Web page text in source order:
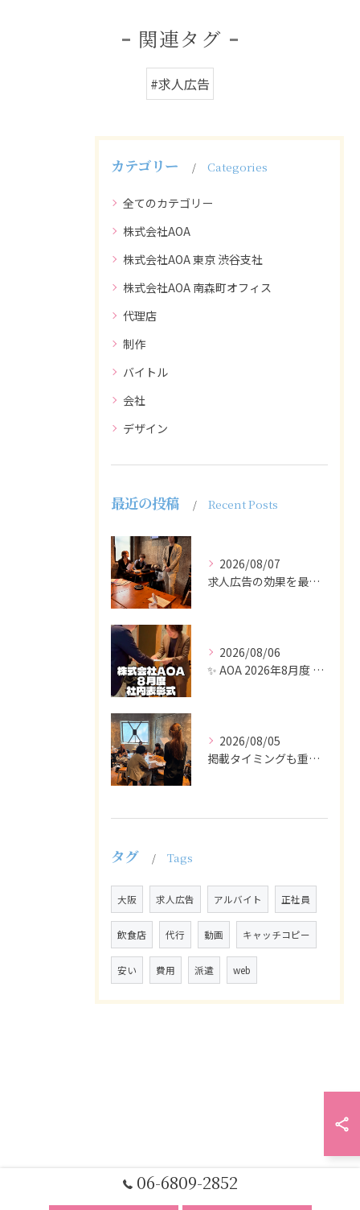
関連タグ
#求人広告
カテゴリー Categories
全てのカテゴリー
株式会社AOA
株式会社AOA 東京 渋谷支社
株式会社AOA 南森町オフィス
代理店
制作
バイトル
会社
デザイン
最近の投稿 Recent Posts
2026/08/07
求人広告の効果を最大化するために最も重要なのは、掲載タイミン...
2026/08/06
✨ AOA 2026年8月度 表彰式レポート ✨
2026/08/05
掲載タイミングも重要で、業界動向や求職者の活動時期に合わせて...
タグ Tags
大阪 求人広告 アルバイト 正社員
飲食店 代行 動画 キャッチコピー
安い 費用 派遣 web
06-6809-2852